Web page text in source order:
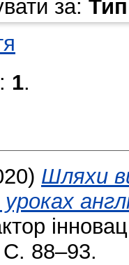
за:
1.
Шляхи
88–93.